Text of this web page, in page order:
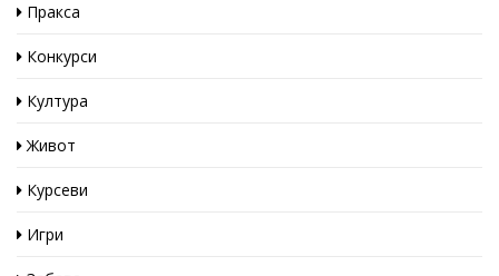
Пракса
Конкурси
Култура
Живот
Курсеви
Игри